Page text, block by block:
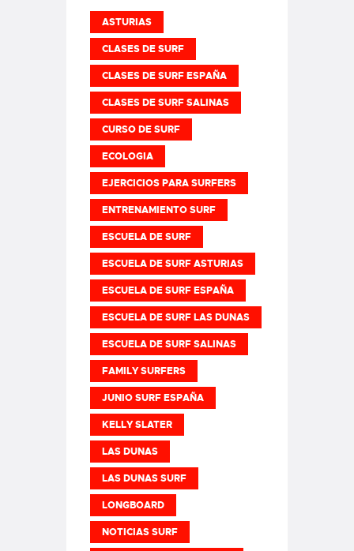
ASTURIAS
CLASES DE SURF
CLASES DE SURF ESPAÑA
CLASES DE SURF SALINAS
CURSO DE SURF
ECOLOGIA
EJERCICIOS PARA SURFERS
ENTRENAMIENTO SURF
ESCUELA DE SURF
ESCUELA DE SURF ASTURIAS
ESCUELA DE SURF ESPAÑA
ESCUELA DE SURF LAS DUNAS
ESCUELA DE SURF SALINAS
FAMILY SURFERS
JUNIO SURF ESPAÑA
KELLY SLATER
LAS DUNAS
LAS DUNAS SURF
LONGBOARD
NOTICIAS SURF